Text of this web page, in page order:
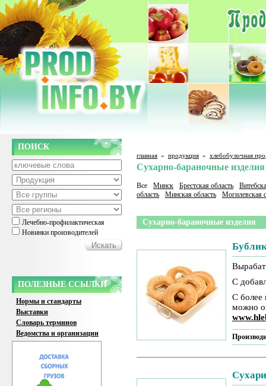
ПОИСК
Лечебно-профилактическая
Новинки производителей
ПОЛЕЗНЫЕ ССЫЛКИ
Нормы и стандарты
Выставки
Словарь терминов
Ведомства и организации
главная » продукция » хлебобулочная
Сухарно-бараночные изделия
Все Минск Брестская область
область
Минская область Могилевская
Сухарно-бараночные изделия
С
С более
можно
Сухари